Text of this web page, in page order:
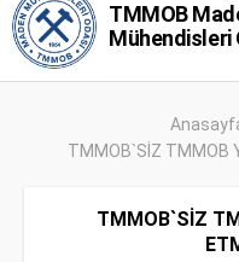
TMMOB
Mühendisleri
TMMOB`SİZ TMMOB
TMMOB`SİZ